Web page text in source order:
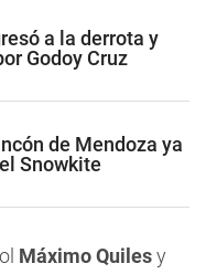
a la derrota y
Godoy Cruz
de Mendoza ya
Snowkite
Máximo Quilesy